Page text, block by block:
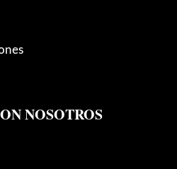
NOSOTROS